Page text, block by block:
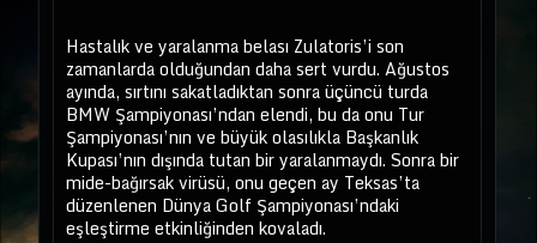
Hastalık ve yaralanma belası Zulatoris’i son
zamanlarda olduğundan daha sert vurdu. Ağustos
ayında, sırtını sakatladıktan sonra üçüncü turda
BMW Şampiyonası’ndan elendi, bu da onu Tur
Şampiyonası’nın ve büyük olasılıkla Başkanlık
Kupası’nın dışında tutan bir yaralanmaydı. Sonra bir
mide-bağırsak virüsü, onu geçen ay Teksas’ta
düzenlenen Dünya Golf Şampiyonası’ndaki
eşleştirme etkinliğinden kovaladı.